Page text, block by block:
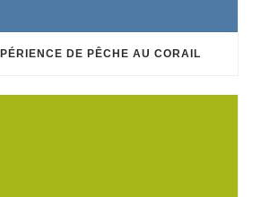
DE PÊCHE AU CORAIL